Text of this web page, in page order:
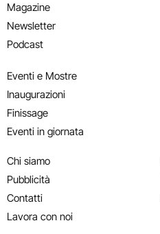
Magazine
Newsletter
Podcast
Eventi e Mostre
Inaugurazioni
Finissage
Eventi in giornata
Chi siamo
Pubblicità
Contatti
Lavora con noi